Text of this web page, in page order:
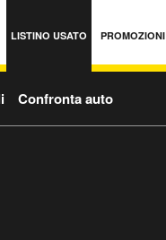
LISTINO USATO PROMOZIONI
Confronta auto